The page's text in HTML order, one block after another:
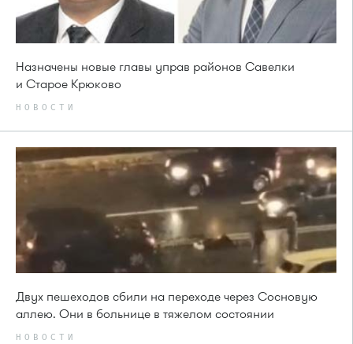
Назначены новые главы управ районов Савелки
и Старое Крюково
НОВОСТИ
Двух пешеходов сбили на переходе через Сосновую
аллею. Они в больнице в тяжелом состоянии
НОВОСТИ